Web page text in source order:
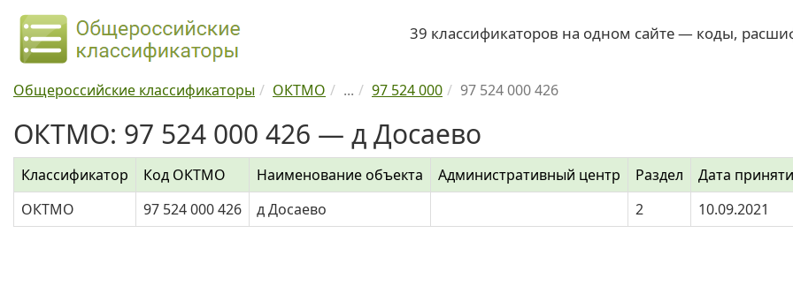
39 классификаторов на одном сайте — коды,
Общероссийские классификаторы ОКТМО ... 97 524 000 97 524 000 426
ОКТМО: 97 524 000 426 — д Досаево
Классификатор Код ОКТМО Наименование объекта Административный центр Раздел Дата
ОКТМО
97 524 000 426 д Досаево 2 10.09.2021